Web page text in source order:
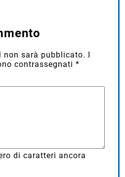
non sarà pubblicato.
contrassegnati*
di caratteri ancora